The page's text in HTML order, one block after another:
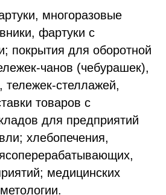
многоразовые
фартуки с
покрытия для оборотной
чанов (чебурашек),
тележек-стеллажей,
товаров с
для предприятий
хлебопечения,
медицинских